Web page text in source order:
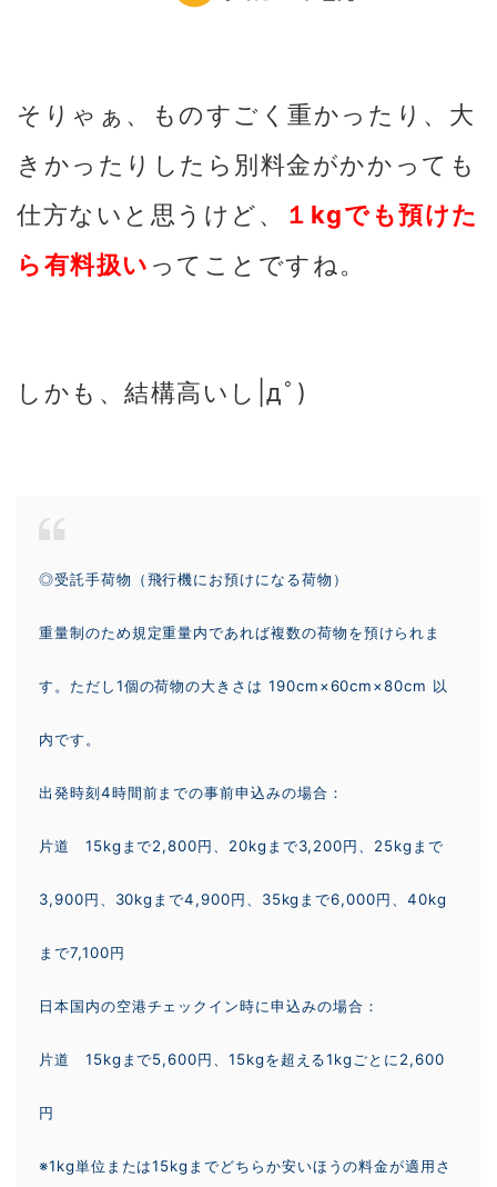
そりゃぁ、ものすごく重かったり、大
きかったりしたら別料金がかかっても
仕方ないと思うけど、
１kgでも預けた
ら有料扱い ってことですね。
しかも、結構高いし|дﾟ)
◎受託手荷物（飛行機にお預けになる荷物）
重量制のため規定重量内であれば複数の荷物を預けられま
す。ただし1個の荷物の大きさは 190cm×60cm×80cm 以
内です。
出発時刻4時間前までの事前申込みの場合：
片道 15kgまで2,800円、20kgまで3,200円、25kgまで
3,900円、30kgまで4,900円、35kgまで6,000円、40kg
まで7,100円
日本国内の空港チェックイン時に申込みの場合：
片道 15kgまで5,600円、15kgを超える1kgごとに2,600
円
※1kg単位または15kgまでどちらか安いほうの料金が適用さ